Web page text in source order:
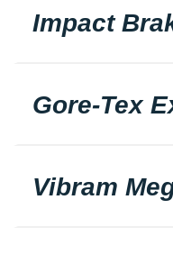
Impact
Gore-Tex
Vibram